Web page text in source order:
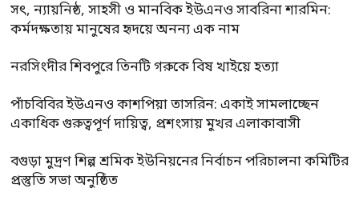
সৎ, ন্যায়নিষ্ঠ, সাহসী ও মানবিক ইউএনও সাবরিনা শারমিন:
কর্মদক্ষতায় মানুষের হৃদয়ে অনন্য এক নাম
নরসিংদীর শিবপুরে তিনটি গরুকে বিষ খাইয়ে হত্যা
পাঁচবিবির ইউএনও কাশপিয়া তাসরিন: একাই সামলাচ্ছেন
একাধিক গুরুত্বপূর্ণ দায়িত্ব, প্রশংসায় মুখর এলাকাবাসী
বগুড়া মুদ্রণ শিল্প শ্রমিক ইউনিয়নের নির্বাচন পরিচালনা কমিটির
প্রস্তুতি সভা অনুষ্ঠিত